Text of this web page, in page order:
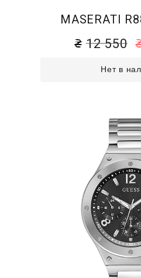
MASERATI
12 550
Нет в